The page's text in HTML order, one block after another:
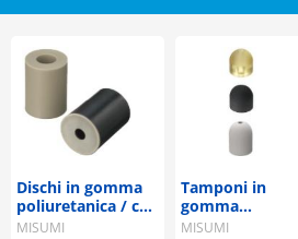
Dischi in gomma
poliuretanica / con
svasato con disco
MISUMI
Tamponi in
gomma
poliuretanica /
MISUMI